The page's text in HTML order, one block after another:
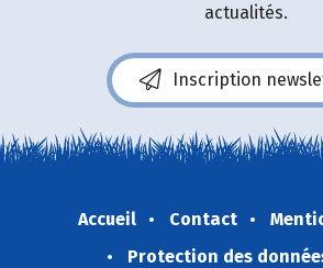
actualités.
Inscription
Accueil Contact
Protection des